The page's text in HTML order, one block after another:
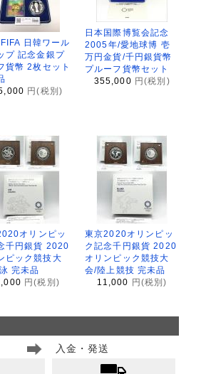
日韓ワール
プ 記念金銀プ
貨幣 2枚セット
円(税別)
日本国際博覧会記念
2005年/愛地球博 壱
万円金貨/千円銀貨幣
プルーフ貨幣セット
355,000 円(税別)
オリンピッ
千円銀貨 2020
ピック競技大
完未品
円(税別)
東京2020オリンピッ
ク記念千円銀貨 2020
オリンピック競技大
会/陸上競技 完未品
11,000
円(税別)
入金・発送